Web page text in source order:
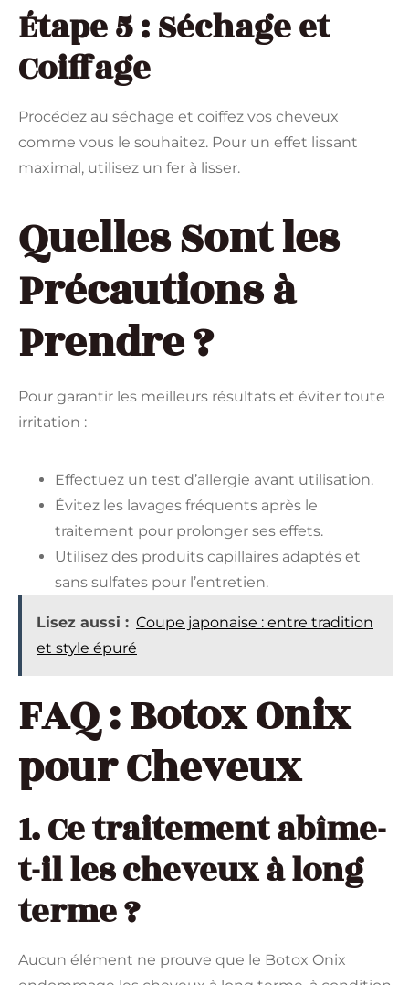
Étape 5 : Séchage et
Coiffage
Procédez au séchage et coiffez vos cheveux
comme vous le souhaitez. Pour un effet lissant
maximal, utilisez un fer à lisser.
Quelles Sont les
Précautions à
Prendre ?
Pour garantir les meilleurs résultats et éviter toute
irritation :
Effectuez un test d’allergie avant utilisation.
Évitez les lavages fréquents après le
traitement pour prolonger ses effets.
Utilisez des produits capillaires adaptés et
sans sulfates pour l’entretien.
Lisez aussi : Coupe japonaise : entre tradition
et style épuré
FAQ : Botox Onix
pour Cheveux
1. Ce traitement abîme-
t-il les cheveux à long
terme ?
Aucun élément ne prouve que le Botox Onix